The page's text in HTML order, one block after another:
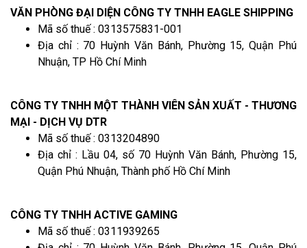
VĂN PHÒNG ĐẠI DIỆN CÔNG TY TNHH EAGLE SHIPPING
Mã số thuế : 0313575831-001
Địa chỉ : 70 Huỳnh Văn Bánh, Phường 15, Quận Phú
Nhuận, TP Hồ Chí Minh
CÔNG TY TNHH MỘT THÀNH VIÊN SẢN XUẤT - THƯƠNG
MẠI - DỊCH VỤ DTR
Mã số thuế : 0313204890
Địa chỉ : Lầu 04, số 70 Huỳnh Văn Bánh, Phường 15,
Quận Phú Nhuận, Thành phố Hồ Chí Minh
CÔNG TY TNHH ACTIVE GAMING
Mã số thuế : 0311939265